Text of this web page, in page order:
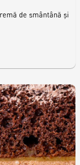
de smântână și